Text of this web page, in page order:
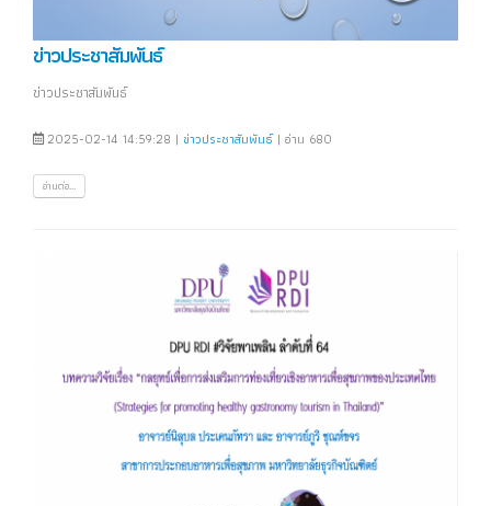
ข่าวประชาสัมพันธ์
ข่าวประชาสัมพันธ์
2025-02-14 14:59:28 | ข่าวประชาสัมพันธ์| อ่าน 680
อ่านต่อ...